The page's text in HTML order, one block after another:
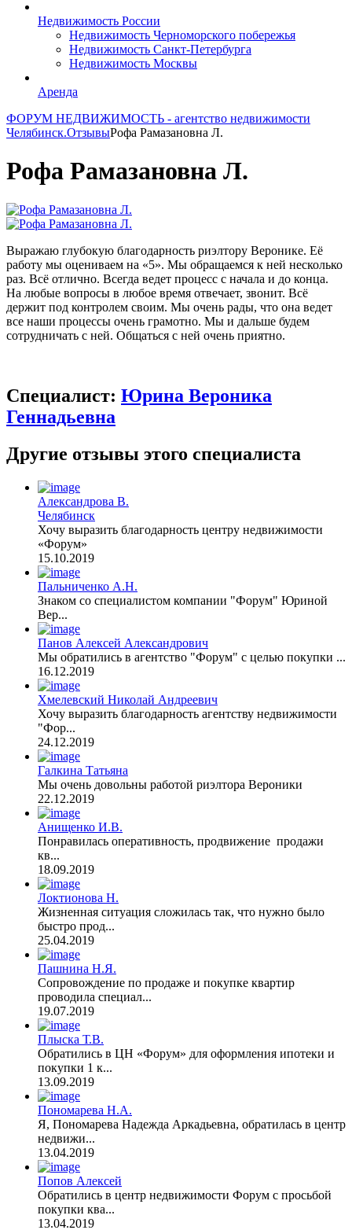
Недвижимость России
Недвижимость Черноморского побережья
Недвижимость Санкт-Петербурга
Недвижимость Москвы
Аренда
ФОРУМ НЕДВИЖИМОСТЬ - агентство недвижимости
Челябинск.ОтзывыРофа Рамазановна Л.
Рофа Рамазановна Л.
Выражаю глубокую благодарность риэлтору Веронике. Её
работу мы оцениваем на «5». Мы обращаемся к ней несколько
раз. Всё отлично. Всегда ведет процесс с начала и до конца.
На любые вопросы в любое время отвечает, звонит. Всё
держит под контролем своим. Мы очень рады, что она ведет
все наши процессы очень грамотно. Мы и дальше будем
сотрудничать с ней. Общаться с ней очень приятно.
Специалист: Юрина Вероника
Геннадьевна
Другие отзывы этого специалиста
Александрова В.
Челябинск
Хочу выразить благодарность центру недвижимости
«Форум»
15.10.2019
Пальниченко А.Н.
Знаком со специалистом компании "Форум" Юриной
Вер...
Панов Алексей Александрович
Мы обратились в агентство "Форум" с целью покупки ...
16.12.2019
Хмелевский Николай Андреевич
Хочу выразить благодарность агентству недвижимости
"Фор...
24.12.2019
Галкина Татьяна
Мы очень довольны работой риэлтора Вероники
22.12.2019
Анищенко И.В.
Понравилась оперативность, продвижение продажи
кв...
18.09.2019
Локтионова Н.
Жизненная ситуация сложилась так, что нужно было
быстро прод...
25.04.2019
Пашнина Н.Я.
Сопровождение по продаже и покупке квартир
проводила специал...
19.07.2019
Плыска Т.В.
Обратились в ЦН «Форум» для оформления ипотеки и
покупки 1 к...
13.09.2019
Пономарева Н.А.
Я, Пономарева Надежда Аркадьевна, обратилась в центр
недвижи...
13.04.2019
Попов Алексей
Обратились в центр недвижимости Форум с просьбой
покупки ква...
13.04.2019